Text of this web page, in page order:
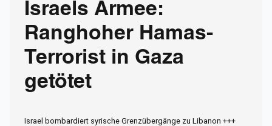
Israels Armee:
Ranghoher Hamas-
Terrorist in Gaza
getötet
Israel bombardiert syrische Grenzübergänge zu Libanon +++